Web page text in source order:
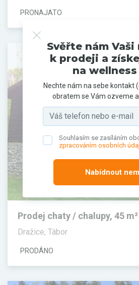
PRONAJATO
Prodej chaty / chalupy, 45 m²
Dražice, Tábor
PRODÁNO
Svěřte nám
k prodeji a
na
Nechte nám na sebe kontakt
obratem se Vám ozveme
Souhlasím se zasíláním
zpracováním osobních
Nabídnout